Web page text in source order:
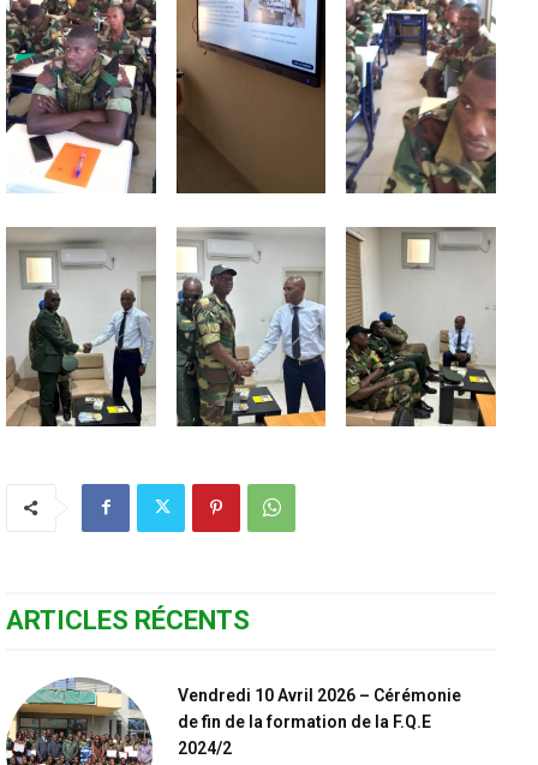
ARTICLES RÉCENTS
Vendredi 10 Avril 2026 – Cérémonie
de fin de la formation de la F.Q.E
2024/2